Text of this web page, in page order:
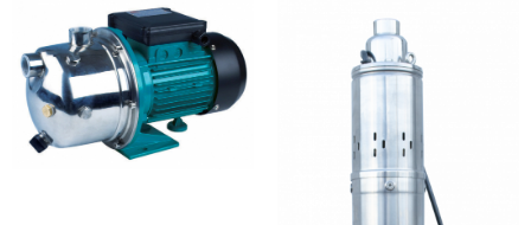
Radiatoare/Calorifere din otel
PURMO
Calorifer din otel GOBE
Radiator otel AIRFEL
Radiatoare/Calorifere din otel
KERMI COMPACT